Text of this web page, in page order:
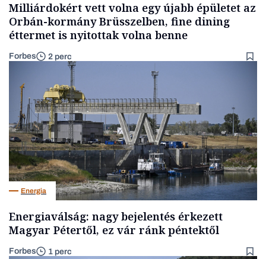
Milliárdokért vett volna egy újabb épületet az
Orbán-kormány Brüsszelben, fine dining
éttermet is nyitottak volna benne
Forbes 2 perc
Energia
Energiaválság: nagy bejelentés érkezett
Magyar Pétertől, ez vár ránk péntektől
Forbes 1 perc